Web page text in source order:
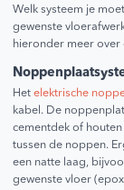
Welk systeem je
gewenste
hieronder meer over
Hetelektrische
kabel. De
cementdek of
tussen de noppen.
een natte laag,
gewenste vloer